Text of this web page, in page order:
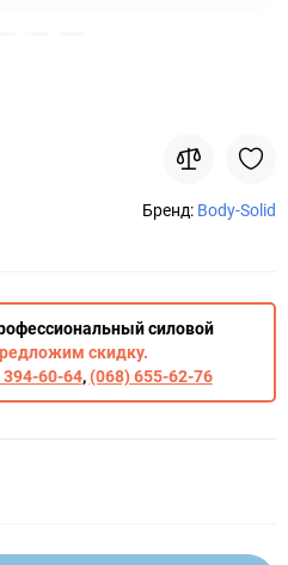
Бренд: Body-Solid
силовой
скидку.
394-60-64,(068) 655-62-76